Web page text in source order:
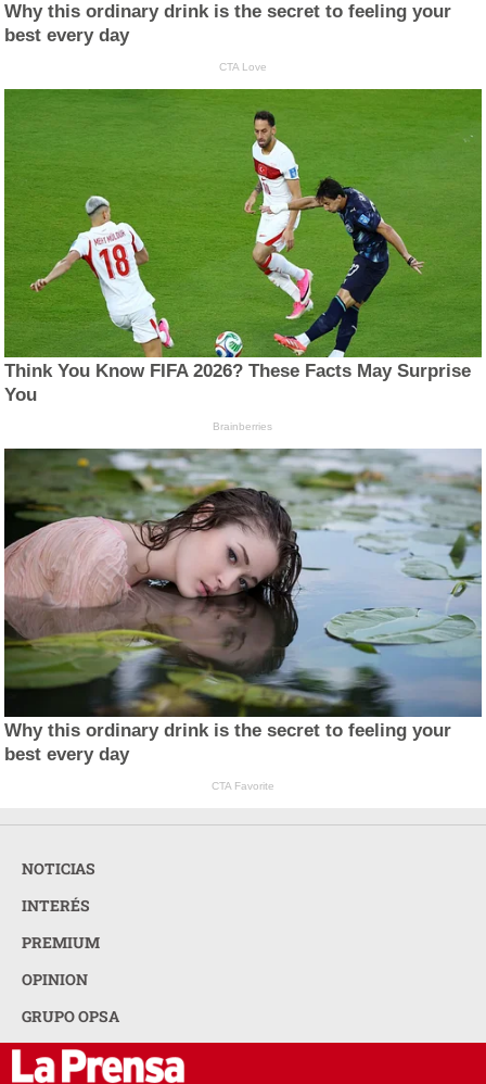
Why this ordinary drink is the secret to feeling your
best every day
CTA Love
Think You Know FIFA 2026? These Facts May Surprise
You
Brainberries
Why this ordinary drink is the secret to feeling your
best every day
CTA Favorite
NOTICIAS
INTERÉS
PREMIUM
OPINION
GRUPO OPSA